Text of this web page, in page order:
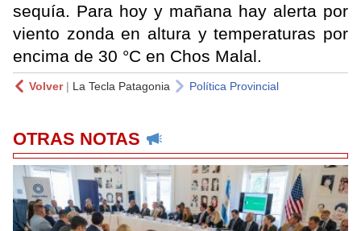
sequía. Para hoy y mañana hay alerta por
viento zonda en altura y temperaturas por
encima de 30 °C en Chos Malal.
Volver| La Tecla Patagonia Política Provincial
OTRAS NOTAS